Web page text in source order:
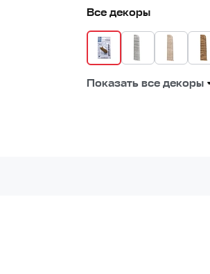
Все декоры
Показать все декоры